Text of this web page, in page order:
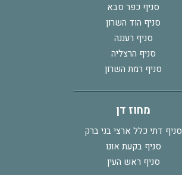
סניף כפר סבא
סניף הוד השרון
סניף רעננה
סניף הרצליה
סניף רמת השרון
מחוז דן
סניף דתי כלל ארצי בני ברק
סניף בקעת אונו
סניף ראש העין